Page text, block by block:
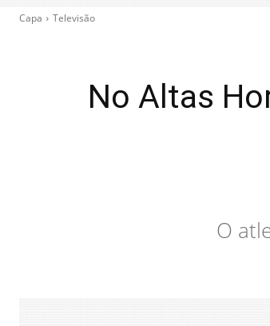
Capa Televisão
No Altas
O